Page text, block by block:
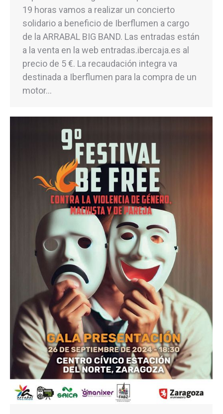
19 horas vamos a realizar un concierto
solidario a beneficio de Iberflumen a cargo
de la ARRABAL BIG BAND. Las entradas están
a la venta en la web entradas.ibercaja.es al
precio de 5 €. La recaudación integra va
destinada a Iberflumen para la compra de un
motor…